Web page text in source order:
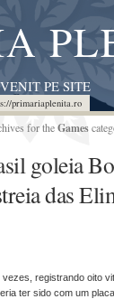
PE SITE
primariaplenita.ro
for theGames
goleia
das
registrando oito
ter sido com um